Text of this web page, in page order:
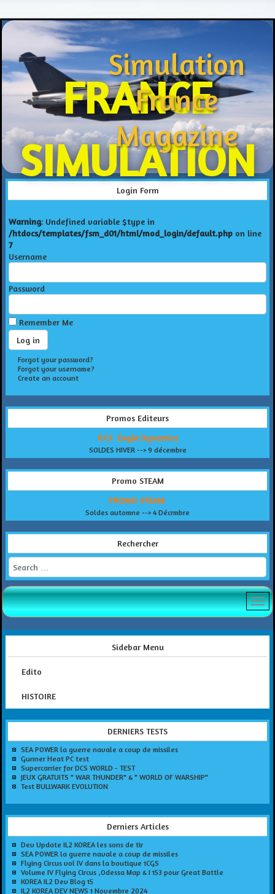
FRANCE
SIMULATION
Simulation
France
Magazine
Login Form
Warning: Undefined variable $type in
/htdocs/templates/fsm_d01/html/mod_login/default.php on line
7
Username
Password
Remember Me
Forgot your password?
Forgot your username?
Create an account
Promos Editeurs
DCS Eagle Dynamics
SOLDES HIVER --> 9 décembre
Promo STEAM
PROMO STEAM
Soldes automne --> 4 Décrmbre
Rechercher
Search
Sidebar Menu
Edito
HISTOIRE
DERNIERS TESTS
SEA POWER la guerre navale a coup de missiles
Gunner Heat PC test
Supercarrier for DCS WORLD - TEST
JEUX GRATUITS " WAR THUNDER" & " WORLD OF WARSHIP"
Test BULLWARK EVOLUTION
Derniers Articles
Dev Update IL2 KOREA les sons de tir
SEA POWER la guerre navale a coup de missiles
Flying Circus vol IV dans la boutique 1CGS
Volume IV Flying Circus ,Odessa Map & I 153 pour Great Battle
KOREA IL2 Dev Blog 15
IL2 KOREA DEV NEWS 1 Novembre 2024